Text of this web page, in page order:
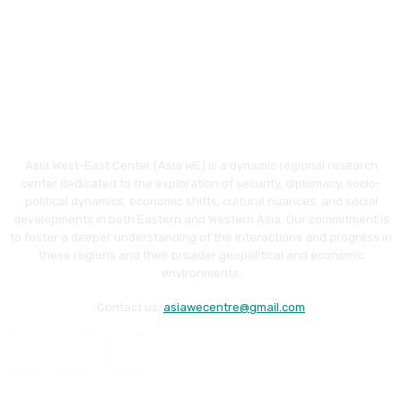
asiawecentre@gmail.com